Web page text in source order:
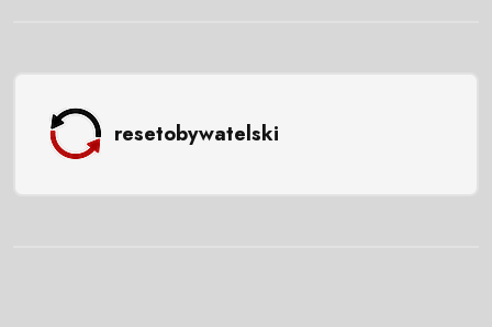
resetobywatelski